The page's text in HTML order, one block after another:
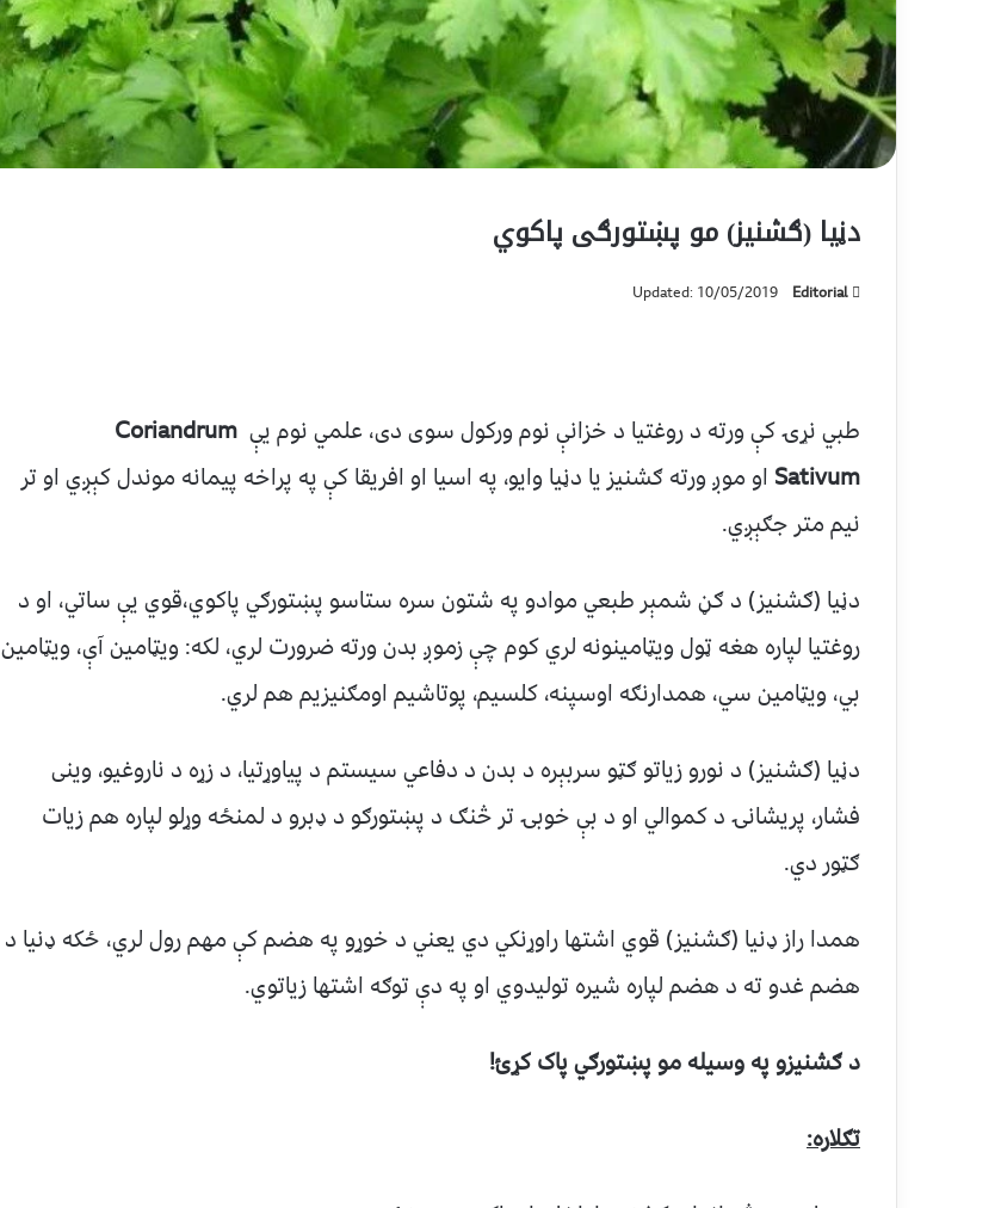
دڼیا (ګشنیز) مو پښتورګی پاکوي
Editorial
Updated: 10/05/2019
طبي نړۍ کې ورته د روغتیا د خزانې نوم ورکول سوی دی، علمي نوم یې Coriandrum
Sativum او موږ ورته ګشنیز یا دڼیا وایو، په اسیا او افریقا کې په پراخه پیمانه موندل کېږي او تر
نیم متر جګېږي.
دڼیا (ګشنیز) د ګڼ شمېر طبعي موادو په شتون سره ستاسو پښتورګي پاکوي،قوي یې ساتي، او د
روغتیا لپاره هغه ټول ویټامینونه لري کوم چې زموږ بدن ورته ضرورت لري، لکه: ویټامین آې، ویټامین
بي، ویټامین سي، همدارنګه اوسپنه، کلسیم، پوتاشیم اومګنیزیم هم لري.
دڼیا (ګشنیز) د نورو زیاتو ګټو سربېره د بدن د دفاعي سیستم د پیاوړتیا، د زړه د ناروغیو، وینی
فشار، پریشانۍ د کموالي او د بې خوبۍ تر څنګ د پښتورګو د ډبرو د لمنځه وړلو لپاره هم زیات
ګټور دي.
همدا راز ډنیا (ګشنیز) قوي اشتها راوړنکي دي یعني د خوړو په هضم کې مهم رول لري، ځکه ډنیا د
هضم غدو ته د هضم لپاره شیره تولیدوي او په دې توګه اشتها زیاتوي.
د ګشنیزو په وسیله مو پښتورګي پاک کړئ!
تګلاره: